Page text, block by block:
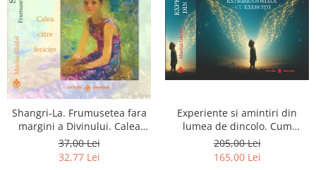
Shangri-La. Frumusetea fara
margini a Divinului. Calea
catre fericire
37,00 Lei
32,77 Lei
Experiente si amintiri din
lumea de dincolo. Cum
obtinem puteri
extrasenzoriale - cu exercitii
205,00 Lei
165,00 Lei